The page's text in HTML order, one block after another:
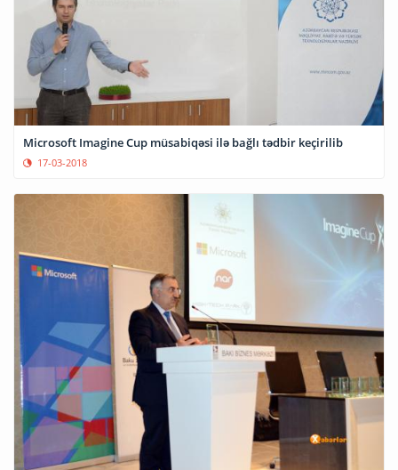
Microsoft Imagine Cup müsabiqəsi ilə bağlı tədbir keçirilib
17-03-2018